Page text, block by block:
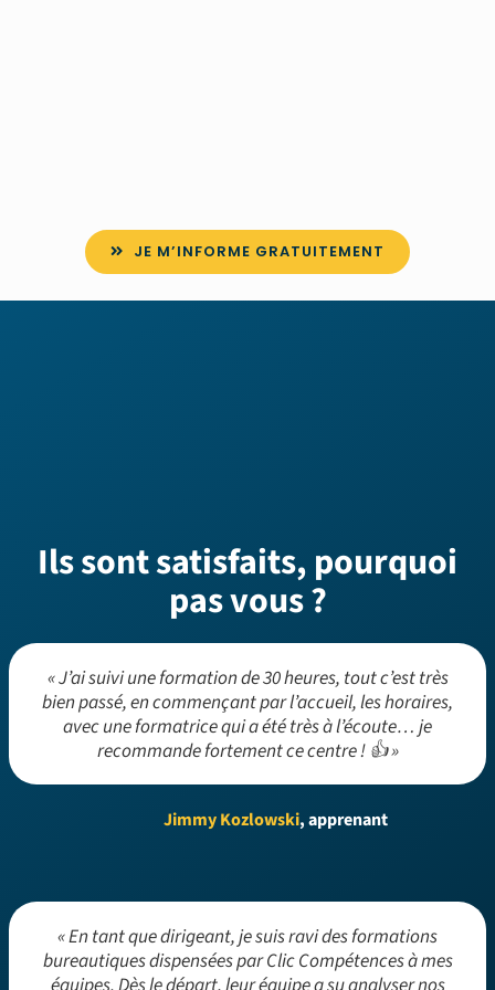
JE M’INFORME GRATUITEMENT
Ils sont satisfaits, pourquoi
pas vous ?
« J’ai suivi une formation de 30 heures, tout c’est très
bien passé, en commençant par l’accueil, les horaires,
avec une formatrice qui a été très à l’écoute… je
recommande fortement ce centre ! 👍 »
Jimmy Kozlowski, apprenant
« En tant que dirigeant, je suis ravi des formations
bureautiques dispensées par Clic Compétences à mes